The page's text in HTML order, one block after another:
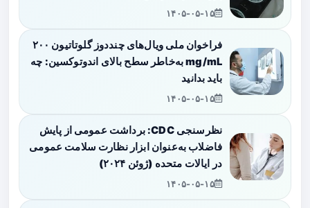
۱۴۰۵-۰۵-۱۵
فراخوان ملی ویال‌های چنددوز گلوتاتیون ۲۰۰
mg/mL به‌خاطر سطح بالای اندوتوکسین: چه
باید بدانید
۱۴۰۵-۰۵-۱۵
نظرسنجی CDC: برداشت عمومی از پایش
فاضلاب به‌عنوان ابزار نظارت سلامت عمومی
در ایالات متحده (ژوئن ۲۰۲۴)
۱۴۰۵-۰۵-۱۵